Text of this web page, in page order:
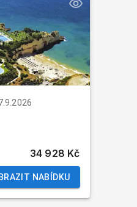
34 928 Kč
NABÍDKU